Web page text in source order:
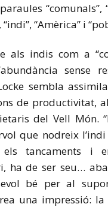
“comunals”,
“Amèrica” ​​i
als indis com a
sense
sembla
de productivitat,
del Vell Món.
que nodreix
tancaments i
ha de ser seu…
bé per al
una impressió: la